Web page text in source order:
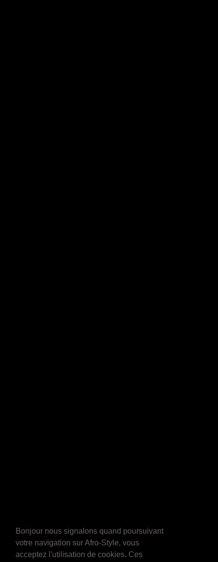
Bonjour nous signalons quand poursuivant
votre navigation sur Afro-Style, vous
acceptez l'utilisation de cookies. Ces